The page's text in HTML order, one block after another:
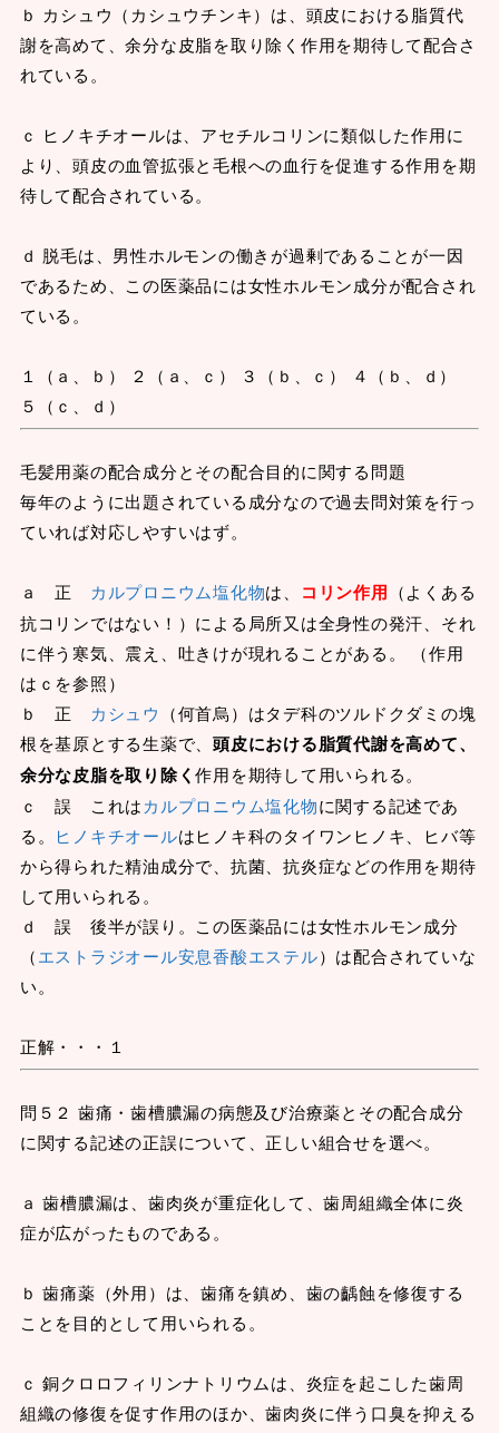
ｂ カシュウ（カシュウチンキ）は、頭皮における脂質代
謝を高めて、余分な皮脂を取り除く作用を期待して配合さ
れている。
ｃ ヒノキチオールは、アセチルコリンに類似した作用に
より、頭皮の血管拡張と毛根への血行を促進する作用を期
待して配合されている。
ｄ 脱毛は、男性ホルモンの働きが過剰であることが一因
であるため、この医薬品には女性ホルモン成分が配合され
ている。
１（ａ、ｂ） ２（ａ、ｃ） ３（ｂ、ｃ） ４（ｂ、ｄ）
５（ｃ、ｄ）
毛髪用薬の配合成分とその配合目的に関する問題
毎年のように出題されている成分なので過去問対策を行っ
ていれば対応しやすいはず。
ａ 正 カルプロニウム塩化物は、 コリン作用 （よくある
抗コリンではない！）による局所又は全身性の発汗、それ
に伴う寒気、震え、吐きけが現れることがある。 （作用
はｃを参照）
ｂ 正 カシュウ （何首烏）はタデ科のツルドクダミの塊
根を基原とする生薬で、頭皮における脂質代謝を高めて、
余分な皮脂を取り除く作用を期待して用いられる。
ｃ 誤 これはカルプロニウム塩化物に関する記述であ
る。
ヒノキチオールはヒノキ科のタイワンヒノキ、ヒバ等
から得られた精油成分で、抗菌、抗炎症などの作用を期待
して用いられる。
ｄ 誤 後半が誤り。この医薬品には女性ホルモン成分
（エストラジオール安息香酸エステル）は配合されていな
い。
正解・・・１
問５２ 歯痛・歯槽膿漏の病態及び治療薬とその配合成分
に関する記述の正誤について、正しい組合せを選べ。
ａ 歯槽膿漏は、歯肉炎が重症化して、歯周組織全体に炎
症が広がったものである。
ｂ 歯痛薬（外用）は、歯痛を鎮め、歯の齲蝕を修復する
ことを目的として用いられる。
ｃ 銅クロロフィリンナトリウムは、炎症を起こした歯周
組織の修復を促す作用のほか、歯肉炎に伴う口臭を抑える